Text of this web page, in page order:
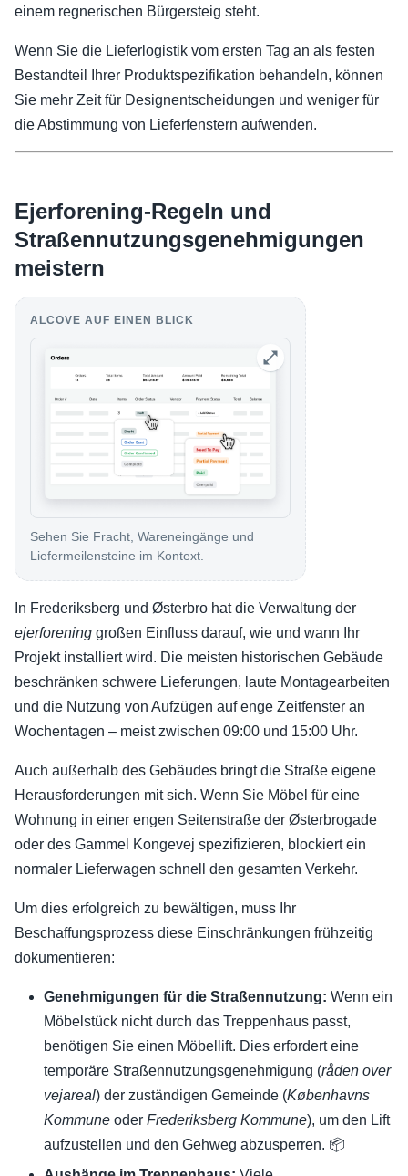
einem regnerischen Bürgersteig steht.
Wenn Sie die Lieferlogistik vom ersten Tag an als festen
Bestandteil Ihrer Produktspezifikation behandeln, können
Sie mehr Zeit für Designentscheidungen und weniger für
die Abstimmung von Lieferfenstern aufwenden.
Ejerforening-Regeln und
Straßennutzungsgenehmigungen
meistern
ALCOVE AUF EINEN BLICK
Sehen Sie Fracht, Wareneingänge und
Liefermeilensteine im Kontext.
In Frederiksberg und Østerbro hat die Verwaltung der
ejerforening großen Einfluss darauf, wie und wann Ihr
Projekt installiert wird. Die meisten historischen Gebäude
beschränken schwere Lieferungen, laute Montagearbeiten
und die Nutzung von Aufzügen auf enge Zeitfenster an
Wochentagen – meist zwischen 09:00 und 15:00 Uhr.
Auch außerhalb des Gebäudes bringt die Straße eigene
Herausforderungen mit sich. Wenn Sie Möbel für eine
Wohnung in einer engen Seitenstraße der Østerbrogade
oder des Gammel Kongevej spezifizieren, blockiert ein
normaler Lieferwagen schnell den gesamten Verkehr.
Um dies erfolgreich zu bewältigen, muss Ihr
Beschaffungsprozess diese Einschränkungen frühzeitig
dokumentieren:
Genehmigungen für die Straßennutzung: Wenn ein
Möbelstück nicht durch das Treppenhaus passt,
benötigen Sie einen Möbellift. Dies erfordert eine
temporäre Straßennutzungsgenehmigung (råden over
vejareal) der zuständigen Gemeinde (Københavns
Kommune oder Frederiksberg Kommune), um den Lift
aufzustellen und den Gehweg abzusperren. 📦